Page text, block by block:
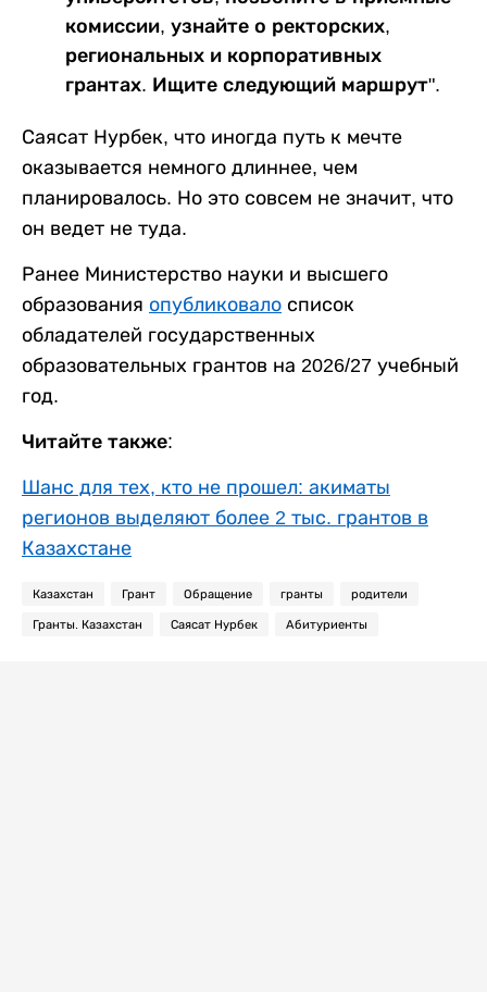
комиссии, узнайте о ректорских,
региональных и корпоративных
грантах. Ищите следующий маршрут".
Саясат Нурбек, что иногда путь к мечте
оказывается немного длиннее, чем
планировалось. Но это совсем не значит, что
он ведет не туда.
Ранее Министерство науки и высшего
образования опубликовало список
обладателей государственных
образовательных грантов на 2026/27 учебный
год.
Читайте также:
Шанс для тех, кто не прошел: акиматы
регионов выделяют более 2 тыс. грантов в
Казахстане
Казахстан Грант Обращение гранты родители
Гранты. Казахстан Саясат Нурбек Абитуриенты